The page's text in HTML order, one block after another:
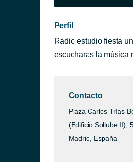
Perfil
Radio estudio fiesta
escucharas la música
Contacto
Plaza Carlos Trías
(Edificio Sollube II),
Madrid, España.